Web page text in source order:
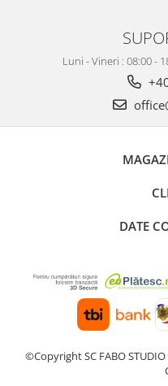
Luni - Vineri : 08:00 -
DATE
©Copyright SC FABO STUDIO